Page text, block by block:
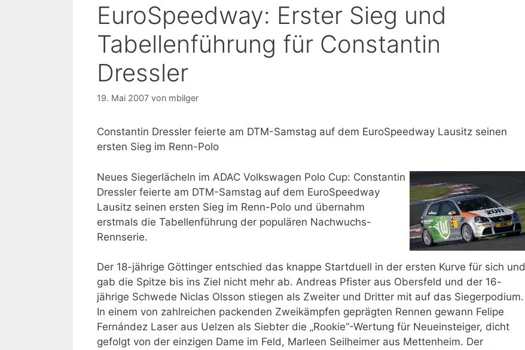
EuroSpeedway: Erster Sieg und
Tabellenführung für Constantin
Dressler
19. Mai 2007 von mbilger
Constantin Dressler feierte am DTM-Samstag auf dem EuroSpeedway Lausitz seinen
ersten Sieg im Renn-Polo
Neues Siegerlächeln im ADAC Volkswagen Polo Cup: Constantin
Dressler feierte am DTM-Samstag auf dem EuroSpeedway
Lausitz seinen ersten Sieg im Renn-Polo und übernahm
erstmals die Tabellenführung der populären Nachwuchs-
Rennserie.
Der 18-jährige Göttinger entschied das knappe Startduell in der ersten Kurve für sich und
gab die Spitze bis ins Ziel nicht mehr ab. Andreas Pfister aus Obersfeld und der 16-
jährige Schwede Niclas Olsson stiegen als Zweiter und Dritter mit auf das Siegerpodium.
In einem von zahlreichen packenden Zweikämpfen geprägten Rennen gewann Felipe
Fernández Laser aus Uelzen als Siebter die „Rookie“-Wertung für Neueinsteiger, dicht
gefolgt von der einzigen Dame im Feld, Marleen Seilheimer aus Mettenheim. Der